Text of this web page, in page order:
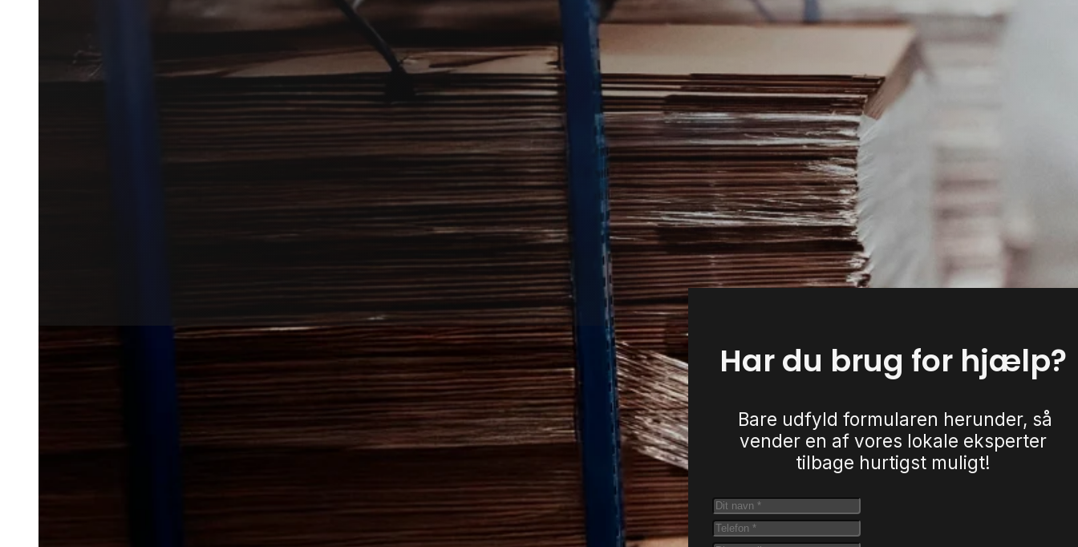
Væggelusbekæmpelse i Jyllinge kræver en grundig og rolig indsats, hvis
problemet skal stoppes effektivt.
Vi forbinder dig med lokale partnere, så du hurtigt kan komme videre
med den rette hjælp.
Lokal bekæmpelse af
i Jyllinge
Har du brug for hjælp?
Bare udfyld formularen herunder, så
vender en af vores lokale eksperter
tilbage hurtigst muligt!